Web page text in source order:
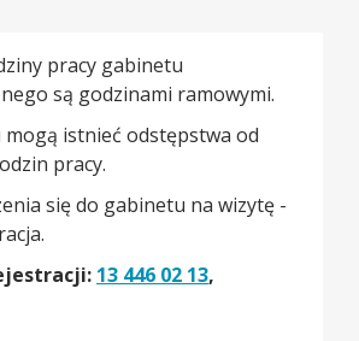
pracy gabinetu
są godzinami ramowymi.
mogą istnieć odstępstwa od
pracy.
się do gabinetu na wizytę -
13 446 02 13,